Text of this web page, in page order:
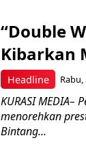
Headline
“Double
Kibarkan
Rabu,
KURASI MEDIA–
menorehkan
Bintang...